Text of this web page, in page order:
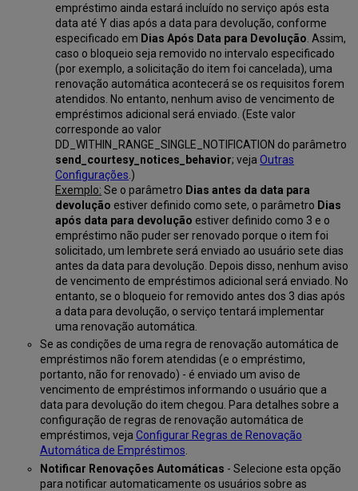
empréstimo ainda estará incluído no serviço após esta
data até Y dias após a data para devolução, conforme
especificado em Dias Após Data para Devolução . Assim,
caso o bloqueio seja removido no intervalo especificado
(por exemplo, a solicitação do item foi cancelada), uma
renovação automática acontecerá se os requisitos forem
atendidos. No entanto, nenhum aviso de vencimento de
empréstimos adicional será enviado. (Este valor
corresponde ao valor
DD_WITHIN_RANGE_SINGLE_NOTIFICATION do parâmetro
send_courtesy_notices_behavior; vejaOutras
Configurações .)
Exemplo: Se o parâmetro Dias antes da data para
devolução estiver definido como sete, o parâmetro Dias
após data para devolução estiver definido como 3 e o
empréstimo não puder ser renovado porque o item foi
solicitado, um lembrete será enviado ao usuário sete dias
antes da data para devolução. Depois disso, nenhum aviso
de vencimento de empréstimos adicional será enviado. No
entanto, se o bloqueio for removido antes dos 3 dias após
a data para devolução, o serviço tentará implementar
uma renovação automática.
Se as condições de uma regra de renovação automática de
empréstimos não forem atendidas (e o empréstimo,
portanto, não for renovado) - é enviado um aviso de
vencimento de empréstimos informando o usuário que a
data para devolução do item chegou. Para detalhes sobre a
configuração de regras de renovação automática de
empréstimos, veja Configurar Regras de Renovação
Automática de Empréstimos
Notificar Renovações Automáticas - Selecione esta opção
para notificar automaticamente os usuários sobre as